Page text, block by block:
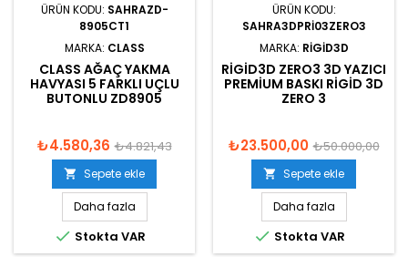
ÜRÜN KODU: SAHRAZD-
8905CT1
MARKA: CLASS
CLASS AĞAÇ YAKMA
HAVYASI 5 FARKLI UÇLU
BUTONLU ZD8905
₺4.580,36 ₺4.821,43
 Sepete ekle
Daha fazla
 Stokta VAR
ÜRÜN KODU:
SAHRA3DPRI03ZERO3
MARKA: RIGID3D
RIGID3D ZERO3 3D YAZICI
PREMIUM BASKI RIGID 3D
ZERO 3
₺23.500,00 ₺50.000,00
 Sepete ekle
Daha fazla
 Stokta VAR